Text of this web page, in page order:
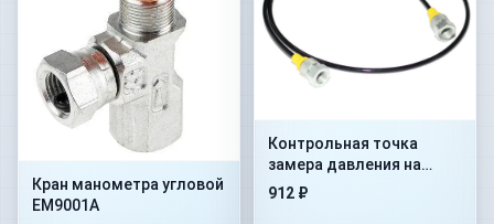
Кран манометра угловой
EM9001A
Контрольная точка
замера давления на
гибком шланге Flex.
912 ₽